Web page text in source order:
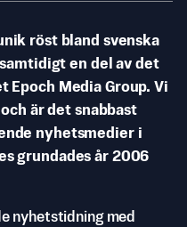
röst bland svenska
en del av det
Epoch Media Group. Vi
är det snabbast
nyhetsmedier i
grundades år 2006
nyhetstidning med